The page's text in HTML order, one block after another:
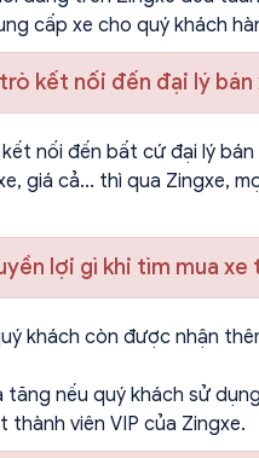
cấp xe cho quý khách
kết nối đến đại lý
nối đến bất cứ đại lý
giá cả... thì qua Zingxe,
lợi gì khi tìm mua xe
khách còn được nhận
tăng nếu quý khách sử
thành viên VIP của Zingxe.